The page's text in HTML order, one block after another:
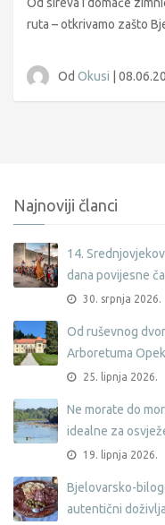
ruta – otkrivamo zašto
Od Okusi |
Najnoviji članci
14.
dana povijesne
30. srpnja 2026.
Od ruševnog
Arboretuma
25. lipnja 2026.
Ne morate do
idealne za
19. lipnja 2026.
Bjelovarsko-
autentični